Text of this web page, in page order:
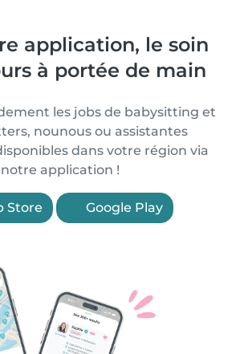
application, le soin
à portée de main
les jobs de babysitting et
nounous ou assistantes
dans votre région via
notre application !
Store Google Play